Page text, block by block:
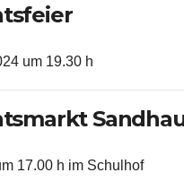
um 19.30 h
17.00 h im Schulhof